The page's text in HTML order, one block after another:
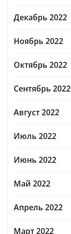
Декабрь 2022
Ноябрь 2022
Октябрь 2022
Сентябрь 2022
Август 2022
Июль 2022
Июнь 2022
Май 2022
Апрель 2022
Март 2022